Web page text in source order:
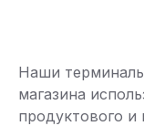
Наши
магазина
продуктового и